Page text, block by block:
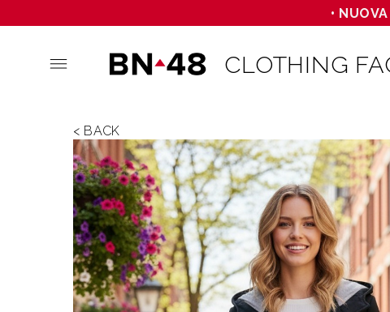
•
CLOTHING
< BACK